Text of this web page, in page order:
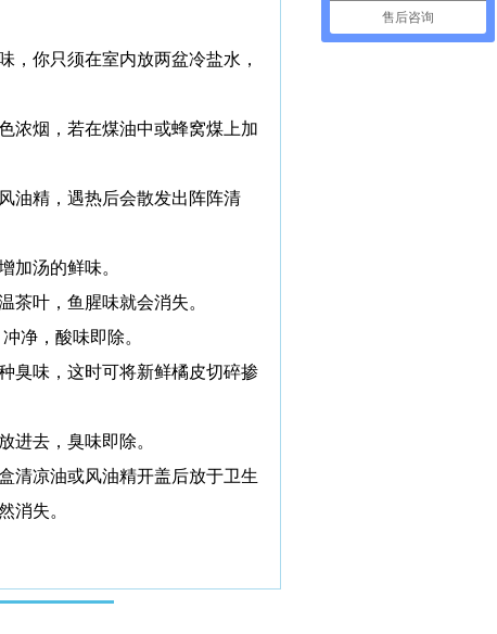
，你只须在室内放两盆冷盐水，
浓烟，若在煤油中或蜂窝煤上加
油精，遇热后会散发出阵阵清
加汤的鲜味。
茶叶，鱼腥味就会消失。
净，酸味即除。
臭味，这时可将新鲜橘皮切碎掺
进去，臭味即除。
清凉油或风油精开盖后放于卫生
消失。
售后咨询